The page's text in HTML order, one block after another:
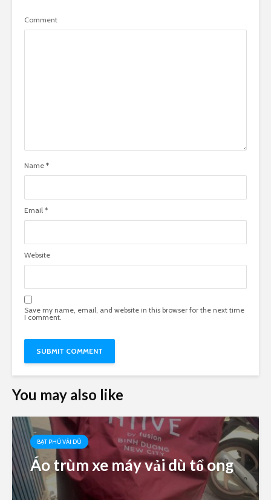
Comment
Name *
Email *
Website
Save my name, email, and website in this browser for the next time
I comment.
You may also like
BẠT PHỦ VẢI DÙ
Áo trùm xe máy vải dù tổ ong